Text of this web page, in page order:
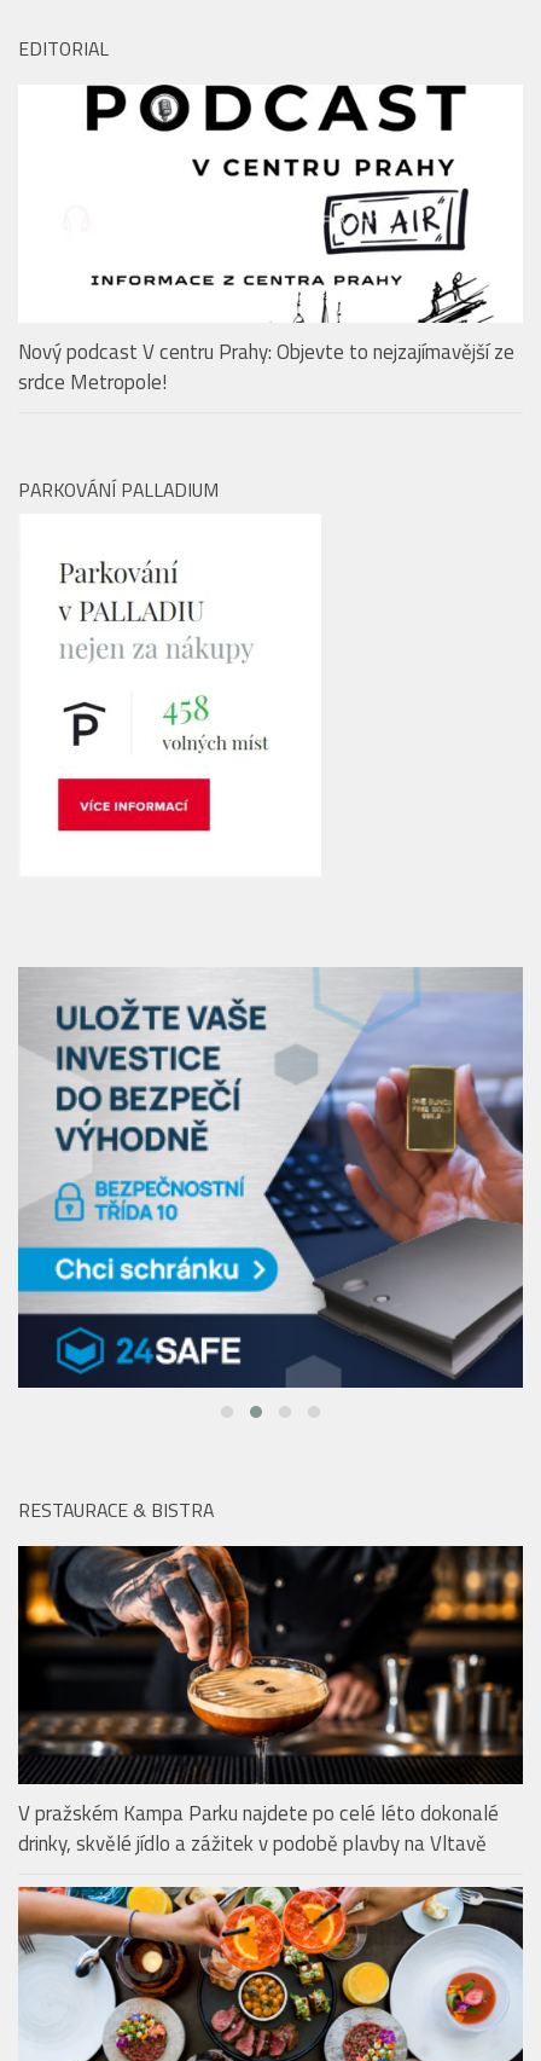
EDITORIAL
Nový podcast V centru Prahy: Objevte to nejzajímavější ze
srdce Metropole!
PARKOVÁNÍ PALLADIUM
RESTAURACE & BISTRA
V pražském Kampa Parku najdete po celé léto dokonalé
drinky, skvělé jídlo a zážitek v podobě plavby na Vltavě